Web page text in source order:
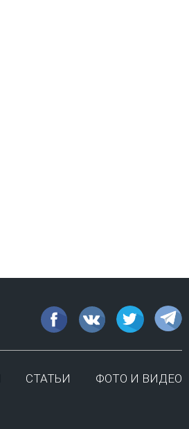
СТАТЬИ ФОТО И ВИДЕО